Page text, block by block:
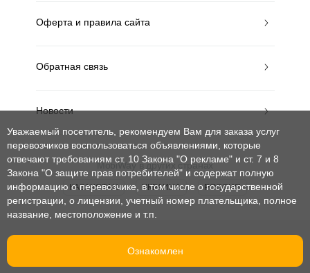
Оферта и правила сайта
Обратная связь
Новости
MobiWay в других странах
КАЗАХСТАН УКРАИНА РОССИЯ
При использовании материалов ссылка на сайт обязательна.
Уважаемый посетитель, рекомендуем Вам для заказа услуг
перевозчиков воспользоваться объявлениями, которые
отвечают требованиям ст. 10 Закона "О рекламе" и ст. 7 и 8
Закона "О защите прав потребителей" и содержат полную
информацию о перевозчике, в том числе о государственной
регистрации, о лицензии, учетный номер плательщика, полное
название, местоположение и т.п.
Ознакомлен